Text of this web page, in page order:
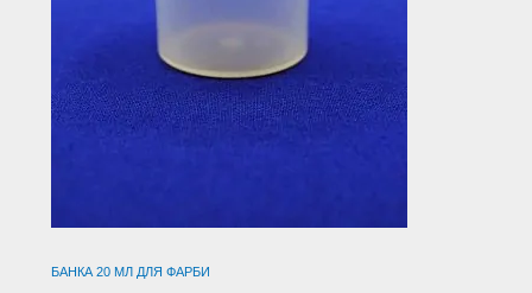
БАНКА 20 МЛ ДЛЯ ФАРБИ